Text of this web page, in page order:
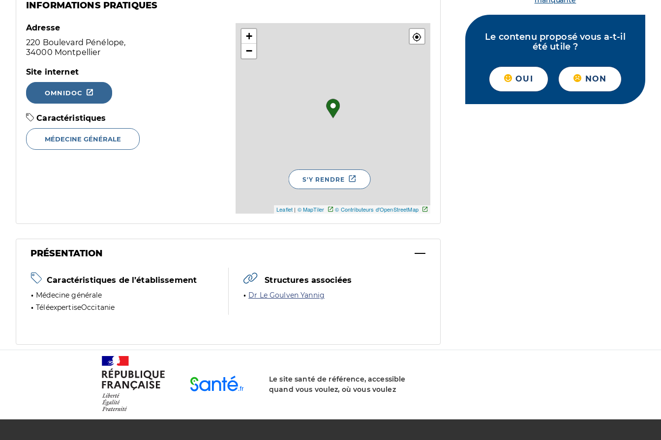
INFORMATIONS PRATIQUES
Adresse
220 Boulevard Pénélope,
34000 Montpellier
Site internet
OMNIDOC
Caractéristiques
MÉDECINE GÉNÉRALE
+
−
Leaflet | © MapTiler © Contributeurs d'OpenStreetMap
S'Y RENDRE
PRÉSENTATION
Caractéristiques de l’établissement
Médecine générale
TéléexpertiseOccitanie
Structures associées
Dr Le Goulven Yannig
Le contenu proposé vous a-t-il
été utile ?
OUI NON
Le site santé de référence, accessible
quand vous voulez, où vous voulez